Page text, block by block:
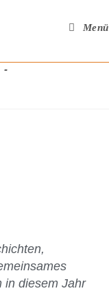
Menü
in diesem Jahr